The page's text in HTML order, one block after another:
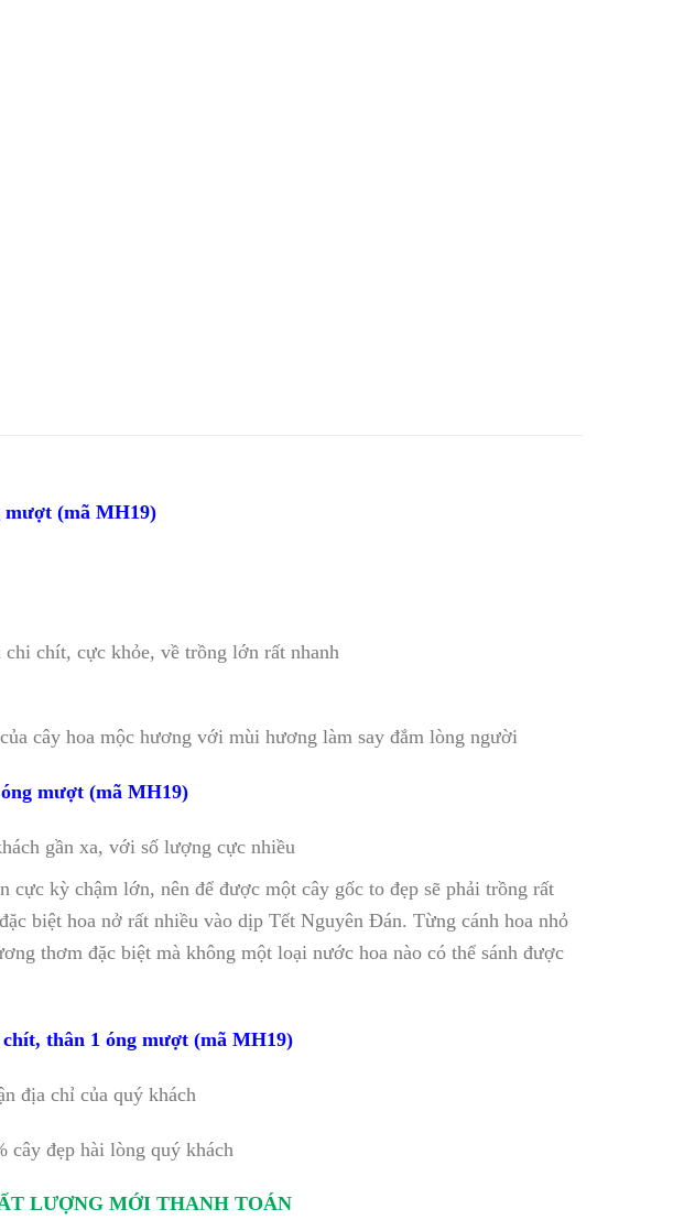
mượt (mã MH19)
chít, cực khỏe, về trồng lớn rất nhanh
cây hoa mộc hương với mùi hương làm say đắm lòng người
mượt (mã MH19)
gần xa, với số lượng cực nhiều
kỳ chậm lớn, nên để được một cây gốc to đẹp sẽ phải trồng rất
biệt hoa nở rất nhiều vào dịp Tết Nguyên Đán. Từng cánh hoa nhỏ
thơm đặc biệt mà không một loại nước hoa nào có thể sánh được
thân 1 óng mượt (mã MH19)
địa chỉ của quý khách
đẹp hài lòng quý khách
LƯỢNG MỚI THANH TOÁN